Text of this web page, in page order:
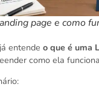
page e como
entende o que é uma
como ela